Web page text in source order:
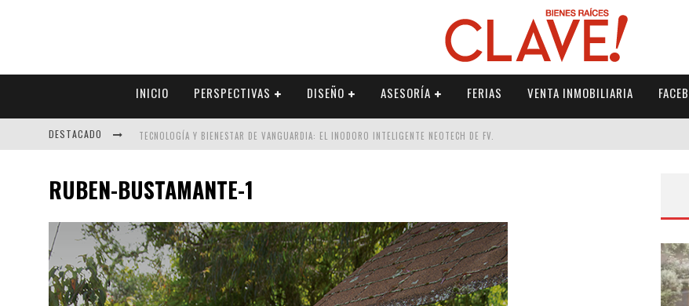
INICIO PERSPECTIVAS DISEÑO ASESORÍA FERIAS VENTA INMOBILIARIA
DESTACADO TECNOLOGÍA Y BIENESTAR DE VANGUARDIA: EL INODORO INTELIGENTE NEOTECH DE FV.
ALEXANDRA BEDOYA – LA CONSTANCIA DETRÁS DE LA PALETERÍA
EL DESPERTAR DE LA CALIDEZ: ACABADOS DORADOS DE FV PARA ELEVAR TU ESPACIO
RUBEN-BUSTAMANTE-1